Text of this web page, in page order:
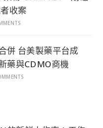
收案
併 台美製藥平台成
藥與CDMO商機